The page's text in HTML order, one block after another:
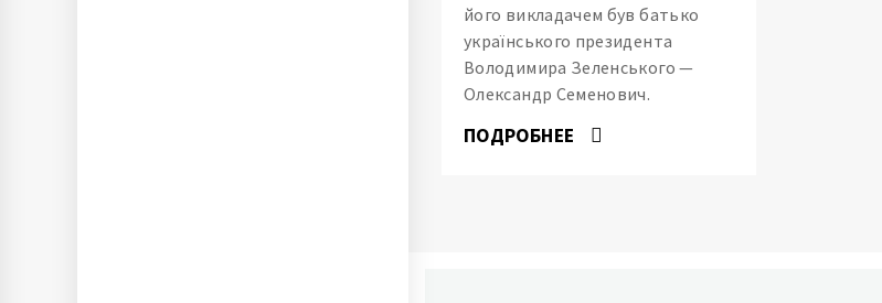
його викладачем був батько
українського президента
Володимира Зеленського —
Олександр Семенович.
ПОДРОБНЕЕ